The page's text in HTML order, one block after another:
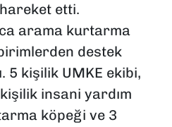
etti.
arama kurtarma
destek
5 kişilik UMKE ekibi,
kişilik insani yardım
köpeği ve 3